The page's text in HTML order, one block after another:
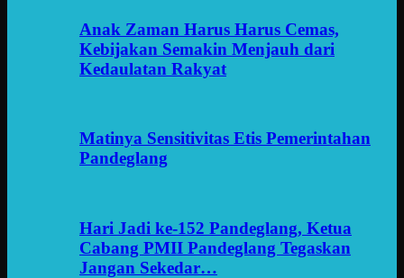
Anak Zaman Harus Harus Cemas,
Kebijakan Semakin Menjauh dari
Kedaulatan Rakyat
Matinya Sensitivitas Etis Pemerintahan
Pandeglang
Hari Jadi ke-152 Pandeglang, Ketua
Cabang PMII Pandeglang Tegaskan
Jangan Sekedar…